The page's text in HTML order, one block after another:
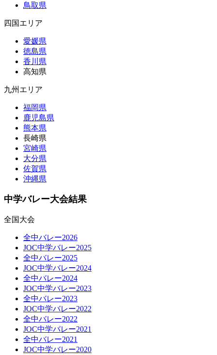
鳥取県
四国エリア
愛媛県
徳島県
香川県
高知県
九州エリア
福岡県
鹿児島県
熊本県
長崎県
宮崎県
大分県
佐賀県
沖縄県
中学バレー大会結果
全国大会
全中バレー2026
JOC中学バレー2025
全中バレー2025
JOC中学バレー2024
全中バレー2024
JOC中学バレー2023
全中バレー2023
JOC中学バレー2022
全中バレー2022
JOC中学バレー2021
全中バレー2021
JOC中学バレー2020